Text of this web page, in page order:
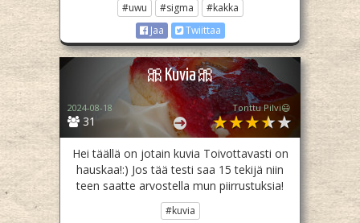
#uwu
#sigma
#kakka
Jaa
Twiittaa
🎀Kuvia🎀
31
2024-08-18 Tonttu Pilvi😃
Hei täällä on jotain kuvia Toivottavasti on
hauskaa!:) Jos tää testi saa 15 tekijä niin
teen saatte arvostella mun piirrustuksia!
#kuvia